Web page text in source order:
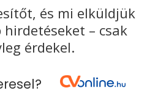
és mi elküldjük
– csak
érdekel.